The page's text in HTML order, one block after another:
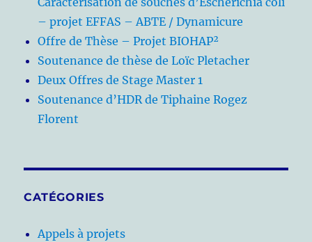
– projet EFFAS – ABTE / Dynamicure
Offre de Thèse – Projet BIOHAP²
Soutenance de thèse de Loïc Pletacher
Deux Offres de Stage Master 1
Soutenance d’HDR de Tiphaine Rogez
Florent
CATÉGORIES
Appels à projets